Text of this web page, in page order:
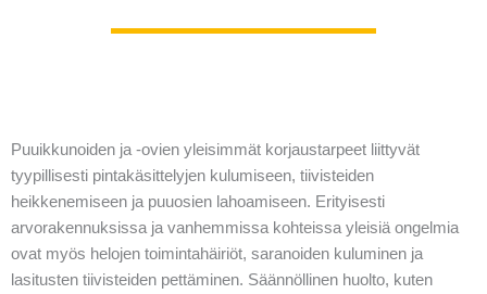
Puuikkunoiden ja -ovien yleisimmät korjaustarpeet liittyvät
tyypillisesti pintakäsittelyjen kulumiseen, tiivisteiden
heikkenemiseen ja puuosien lahoamiseen. Erityisesti
arvorakennuksissa ja vanhemmissa kohteissa yleisiä ongelmia
ovat myös helojen toimintahäiriöt, saranoiden kuluminen ja
lasitusten tiivisteiden pettäminen. Säännöllinen huolto, kuten